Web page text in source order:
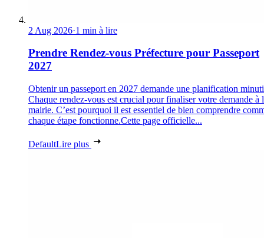
2 Aug 2026·1 min à lire
Prendre Rendez-vous Préfecture pour Passeport
2027
Obtenir un passeport en 2027 demande une planification
Chaque rendez-vous est crucial pour finaliser votre demande à
mairie. C’est pourquoi il est essentiel de bien comprendre
chaque étape fonctionne.Cette page officielle...
DefaultLire plus